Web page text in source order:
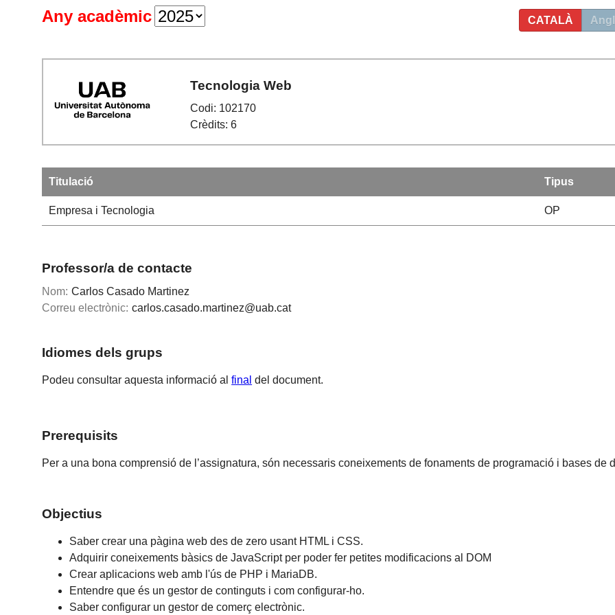
CATALÀ
Any acadèmic
Tecnologia Web
Codi: 102170
Crèdits: 6
Titulació Tipus
Empresa i Tecnologia OP
Professor/a de contacte
Nom: Carlos Casado Martinez
Correu electrònic: carlos.casado.martinez@uab.cat
Idiomes dels grups
Podeu consultar aquesta informació alfinal del document.
Prerequisits
Per a una bona comprensió de l’assignatura, són necessaris coneixements de fonaments de programació i bases de
Objectius
Saber crear una pàgina web des de zero usant HTML i CSS.
Adquirir coneixements bàsics de JavaScript per poder fer petites modificacions al DOM
Crear aplicacions web amb l'ús de PHP i MariaDB.
Entendre que és un gestor de continguts i com configurar-ho.
Saber configurar un gestor de comerç electrònic.